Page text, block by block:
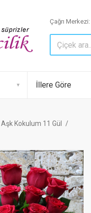
Çağrı Merkezi:
İllere Göre
Aşk Kokulum 11 Gül